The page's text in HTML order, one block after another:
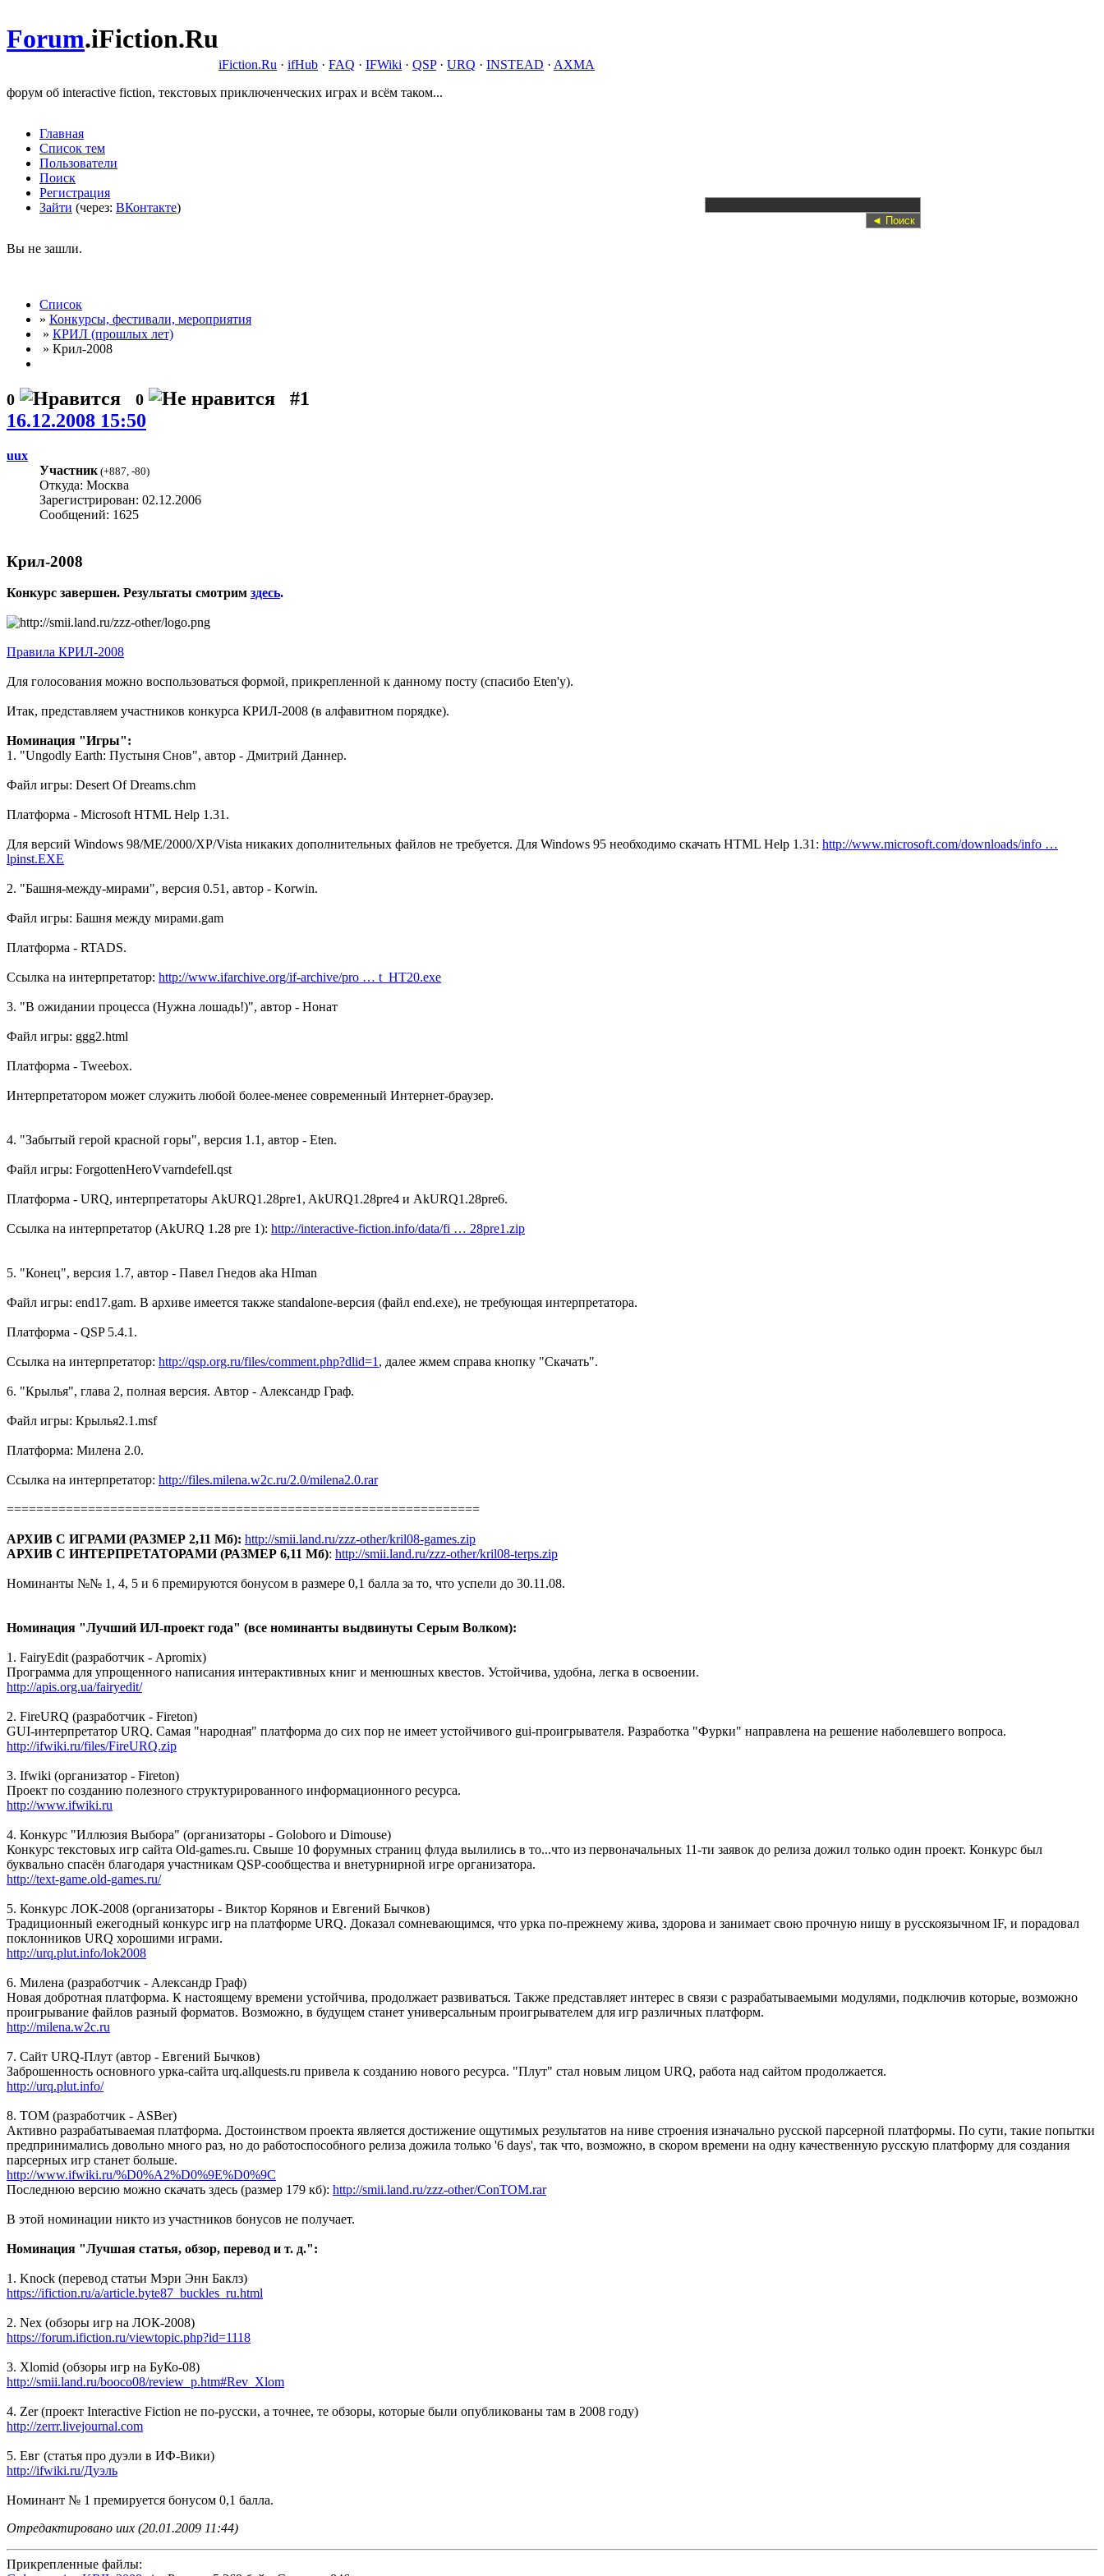
Forum.iFiction.Ru
iFiction.Ru · ifHub · FAQ · IFWiki · QSP· URQ · INSTEAD · AXMA
форум об interactive fiction, текстовых приключенческих играх и всём таком...
Главная
Список тем
Пользователи
Поиск
Регистрация
Зайти (через: ВКонтакте)
Вы не зашли.
Список
» Конкурсы, фестивали, мероприятия
» КРИЛ (прошлых лет)
» Крил-2008
0 0
#1
16.12.2008 15:50
uux
Участник (+887 -80)
Откуда: Москва
Зарегистрирован: 02.12.2006
Сообщений: 1625
Крил-2008
Конкурс завершен. Результаты смотрим здесь.
Правила КРИЛ-2008
Для голосования можно воспользоваться формой, прикрепленной к данному посту (спасибо Eten'у).
Итак, представляем участников конкурса КРИЛ-2008 (в алфавитном порядке).
Номинация "Игры":
1. "Ungodly Earth: Пустыня Снов", автор - Дмитрий Даннер.
Файл игры: Desert Of Dreams.chm
Платформа - Microsoft HTML Help 1.31.
Для версий Windows 98/ME/2000/XP/Vista никаких дополнительных файлов не требуется. Для Windows 95 необходимо скачать HTML Help 1.31: http://www.microsoft.com/downloads/info …
lpinst.EXE
2. "Башня-между-мирами", версия 0.51, автор - Korwin.
Файл игры: Башня между мирами.gam
Платформа - RTADS.
Ссылка на интерпретатор: http://www.ifarchive.org/if-archive/pro … t_HT20.exe
3. "В ожидании процесса (Нужна лошадь!)", автор - Нонат
Файл игры: ggg2.html
Платформа - Tweebox.
Интерпретатором может служить любой более-менее современный Интернет-браузер.
4. "Забытый герой красной горы", версия 1.1, автор - Eten.
Файл игры: ForgottenHeroVvarndefell.qst
Платформа - URQ, интерпретаторы AkURQ1.28pre1, AkURQ1.28pre4 и AkURQ1.28pre6.
Ссылка на интерпретатор (AkURQ 1.28 pre 1): http://interactive-fiction.info/data/fi … 28pre1.zip
5. "Конец", версия 1.7, автор - Павел Гнедов aka HIman
Файл игры: end17.gam. В архиве имеется также standalone-версия (файл end.exe), не требующая интерпретатора.
Платформа - QSP 5.4.1.
Ссылка на интерпретатор: http://qsp.org.ru/files/comment.php?dlid=1 , далее жмем справа кнопку "Скачать".
6. "Крылья", глава 2, полная версия. Автор - Александр Граф.
Файл игры: Крылья2.1.msf
Платформа: Милена 2.0.
Ссылка на интерпретатор: http://files.milena.w2c.ru/2.0/milena2.0.rar
================================================================
АРХИВ С ИГРАМИ (РАЗМЕР 2,11 Мб): http://smii.land.ru/zzz-other/kril08-games.zip
АРХИВ С ИНТЕРПРЕТАТОРАМИ (РАЗМЕР 6,11 Мб): http://smii.land.ru/zzz-other/kril08-terps.zip
Номинанты №№ 1, 4, 5 и 6 премируются бонусом в размере 0,1 балла за то, что успели до 30.11.08.
Номинация "Лучший ИЛ-проект года" (все номинанты выдвинуты Серым Волком):
1. FairyEdit (разработчик - Apromix)
Программа для упрощенного написания интерактивных книг и менюшных квестов. Устойчива, удобна, легка в освоении.
http://apis.org.ua/fairyedit/
2. FireURQ (разработчик - Fireton)
GUI-интерпретатор URQ. Самая "народная" платформа до сих пор не имеет устойчивого gui-проигрывателя. Разработка "Фурки" направлена на решение наболевшего вопроса.
http://ifwiki.ru/files/FireURQ.zip
3. Ifwiki (организатор - Fireton)
Проект по созданию полезного структурированного информационного ресурса.
http://www.ifwiki.ru
4. Конкурс "Иллюзия Выбора" (организаторы - Goloboro и Dimouse)
Конкурс текстовых игр сайта Old-games.ru. Свыше 10 форумных страниц флуда вылились в то...что из первоначальных 11-ти заявок до релиза дожил только один проект. Конкурс был
буквально спасён благодаря участникам QSP-сообщества и внетурнирной игре организатора.
http://text-game.old-games.ru/
5. Конкурс ЛОК-2008 (организаторы - Виктор Корянов и Евгений Бычков)
Традиционный ежегодный конкурс игр на платформе URQ. Доказал сомневающимся, что урка по-прежнему жива, здорова и занимает свою прочную нишу в русскоязычном IF, и порадовал
поклонников URQ хорошими играми.
http://urq.plut.info/lok2008
6. Милена (разработчик - Александр Граф)
Новая добротная платформа. К настоящему времени устойчива, продолжает развиваться. Также представляет интерес в связи с разрабатываемыми модулями, подключив которые, возможно
проигрывание файлов разный форматов. Возможно, в будущем станет универсальным проигрывателем для игр различных платформ.
http://milena.w2c.ru
7. Сайт URQ-Плут (автор - Евгений Бычков)
Заброшенность основного урка-сайта urq.allquests.ru привела к созданию нового ресурса. "Плут" стал новым лицом URQ, работа над сайтом продолжается.
http://urq.plut.info/
8. ТОМ (разработчик - ASBer)
Активно разрабатываемая платформа. Достоинством проекта является достижение ощутимых результатов на ниве строения изначально русской парсерной платформы. По сути, такие попытки
предпринимались довольно много раз, но до работоспособного релиза дожила только '6 days', так что, возможно, в скором времени на одну качественную русскую платформу для создания
парсерных игр станет больше.
http://www.ifwiki.ru/%D0%A2%D0%9E%D0%9C
Последнюю версию можно скачать здесь (размер 179 кб): http://smii.land.ru/zzz-other/ConTOM.rar
В этой номинации никто из участников бонусов не получает.
Номинация "Лучшая статья, обзор, перевод и т. д.":
1. Knock (перевод статьи Мэри Энн Баклз)
https://ifiction.ru/a/article.byte87_buckles_ru.html
2. Nex (обзоры игр на ЛОК-2008)
https://forum.ifiction.ru/viewtopic.php?id=1118
3. Xlomid (обзоры игр на БуКо-08)
http://smii.land.ru/booco08/review_p.htm#Rev_Xlom
4. Zer (проект Interactive Fiction не по-русски, а точнее, те обзоры, которые были опубликованы там в 2008 году)
http://zerrr.livejournal.com
5. Евг (статья про дуэли в ИФ-Вики)
http://ifwiki.ru/Дуэль
Номинант № 1 премируется бонусом 0,1 балла.
Отредактировано uux (20.01.2009 11:44)
Прикрепленные файлы: